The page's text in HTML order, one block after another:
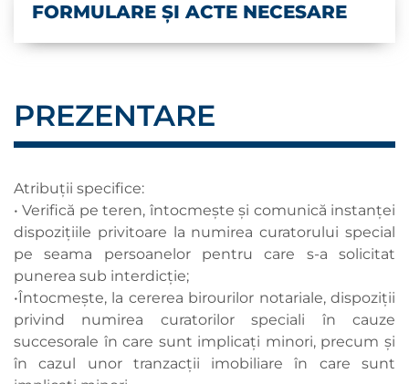
FORMULARE ȘI ACTE NECESARE
PREZENTARE
Atribuţii specifice:
• Verifică pe teren, întocmeşte şi comunică instanţei
dispozițiile privitoare la numirea curatorului special
pe seama persoanelor pentru care s-a solicitat
punerea sub interdicție;
•Întocmește, la cererea birourilor notariale, dispoziții
privind numirea curatorilor speciali în cauze
succesorale în care sunt implicați minori, precum și
în cazul unor tranzacții imobiliare în care sunt